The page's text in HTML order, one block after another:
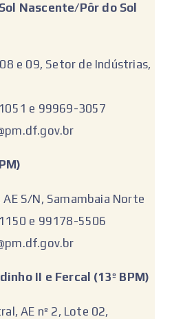
Nascente/Pôr do Sol
08 e 09, Setor de Indústrias,
e 99969-3057
AE S/N, Samambaia Norte
e 99178-5506
II e Fercal (13º BPM)
AE nº 2, Lote 02,